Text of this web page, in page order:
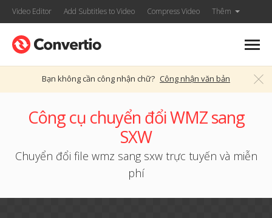
Video Editor Add Subtitles to Video Compress Video Thêm
Bạn không cần công nhận chữ? Công nhận văn bản
Công cụ chuyển đổi WMZ sang
SXW
Chuyển đổi file wmz sang sxw trực tuyến và miễn
phí